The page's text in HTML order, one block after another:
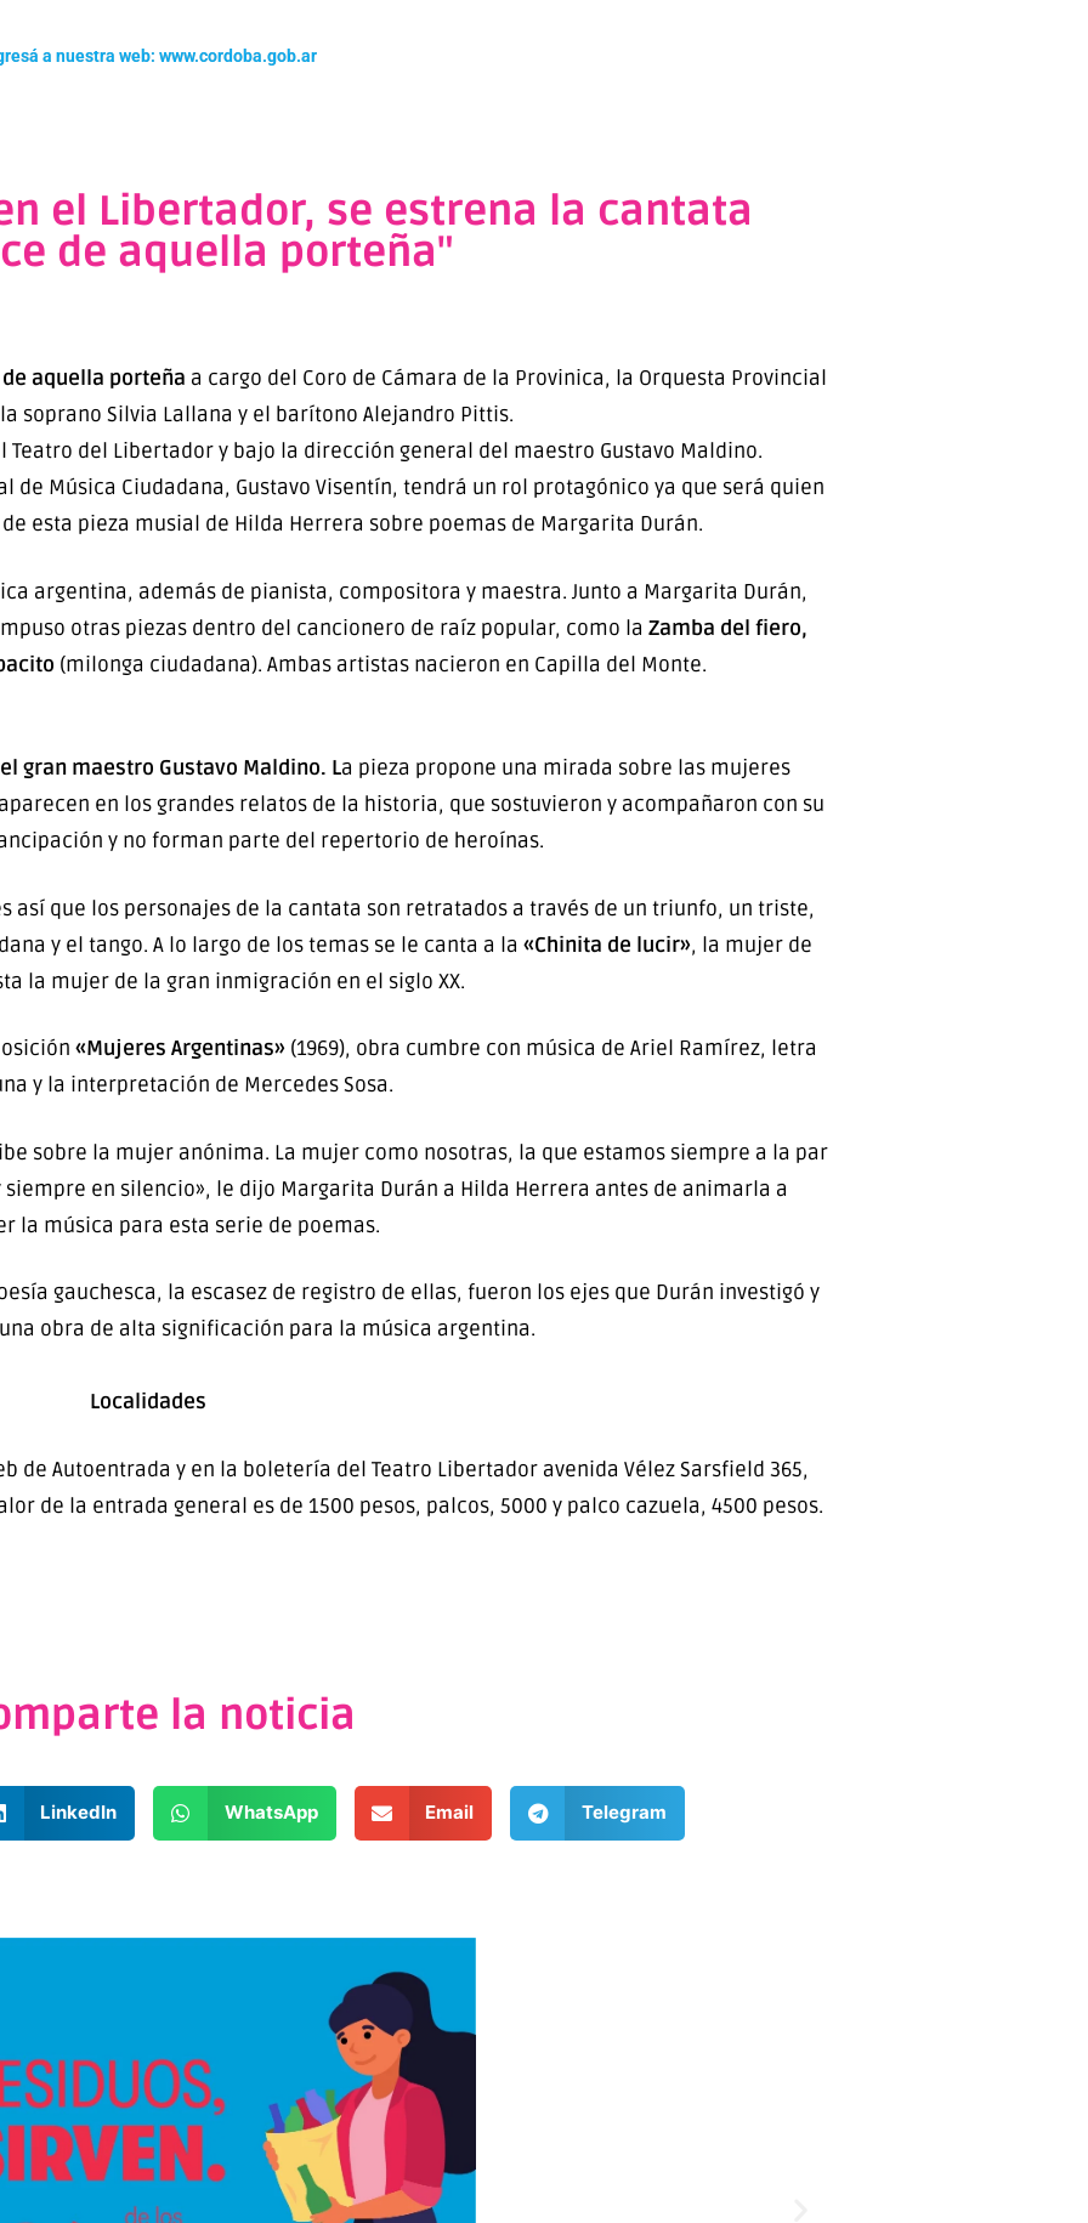
a nuestra web: www.cordoba.gob.ar
el Libertador, se estrena la cantata
de aquella porteña"
aquella porteña a cargo del Coro de Cámara de la Provinica, la Orquesta Provincial
soprano Silvia Lallana y el barítono Alejandro Pittis.
del Libertador y bajo la dirección general del maestro Gustavo Maldino.
Música Ciudadana, Gustavo Visentín, tendrá un rol protagónico ya que será quien
esta pieza musial de Hilda Herrera sobre poemas de Margarita Durán.
argentina, además de pianista, compositora y maestra. Junto a Margarita Durán,
otras piezas dentro del cancionero de raíz popular, como la Zamba del fiero,
(milonga ciudadana). Ambas artistas nacieron en Capilla del Monte.
gran maestro Gustavo Maldino. La pieza propone una mirada sobre las mujeres
en los grandes relatos de la historia, que sostuvieron y acompañaron con su
y no forman parte del repertorio de heroínas.
que los personajes de la cantata son retratados a través de un triunfo, un triste,
y el tango. A lo largo de los temas se le canta a la «Chinita de lucir», la mujer de
la mujer de la gran inmigración en el siglo XX.
«Mujeres Argentinas» (1969), obra cumbre con música de Ariel Ramírez, letra
y la interpretación de Mercedes Sosa.
sobre la mujer anónima. La mujer como nosotras, la que estamos siempre a la par
en silencio», le dijo Margarita Durán a Hilda Herrera antes de animarla a
la música para esta serie de poemas.
gauchesca, la escasez de registro de ellas, fueron los ejes que Durán investigó y
obra de alta significación para la música argentina.
Localidades
de Autoentrada y en la boletería del Teatro Libertador avenida Vélez Sarsfield 365,
de la entrada general es de 1500 pesos, palcos, 5000 y palco cazuela, 4500 pesos.
la noticia
LinkedIn WhatsApp Email Telegram